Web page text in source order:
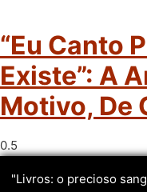
“Eu Canto
Existe”: A
Motivo, De
"Livros: o precioso